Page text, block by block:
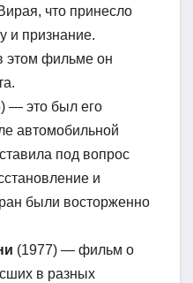
что принесло
и признание.
этом фильме он
— это был его
автомобильной
под вопрос
и
были восторженно
(1977) — фильм о
в разных